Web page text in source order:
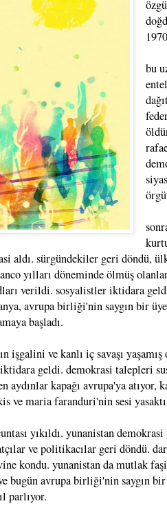
bu
aldı. sürgündekiler geri döndü,
yılları döneminde ölmüş
verildi. sosyalistler iktidara
avrupa birliği'nin saygın bir
başladı.
işgalini ve kanlı iç savaşı
geldi. demokrasi talepleri
aydınlar kapağı avrupa'ya atıyor,
ve maria faranduri'nin sesi
yıkıldı. yunanistan
ve politikacılar geri döndü.
kondu. yunanistan da mutlak
bugün avrupa birliği'nin saygın
parlıyor.